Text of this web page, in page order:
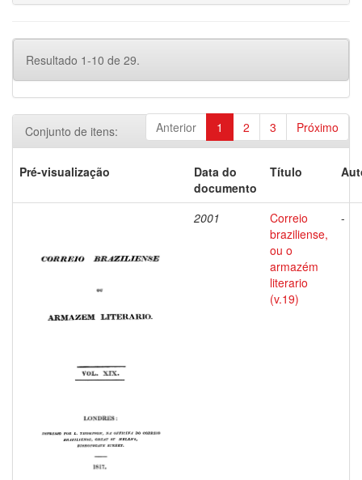
Resultado 1-10 de 29.
Anterior 1 2 3 Próximo
Conjunto de itens:
Pré-visualização
Data do
documento
Título
2001
Correio
braziliense,
ou o
armazém
literario
(v.19)
-